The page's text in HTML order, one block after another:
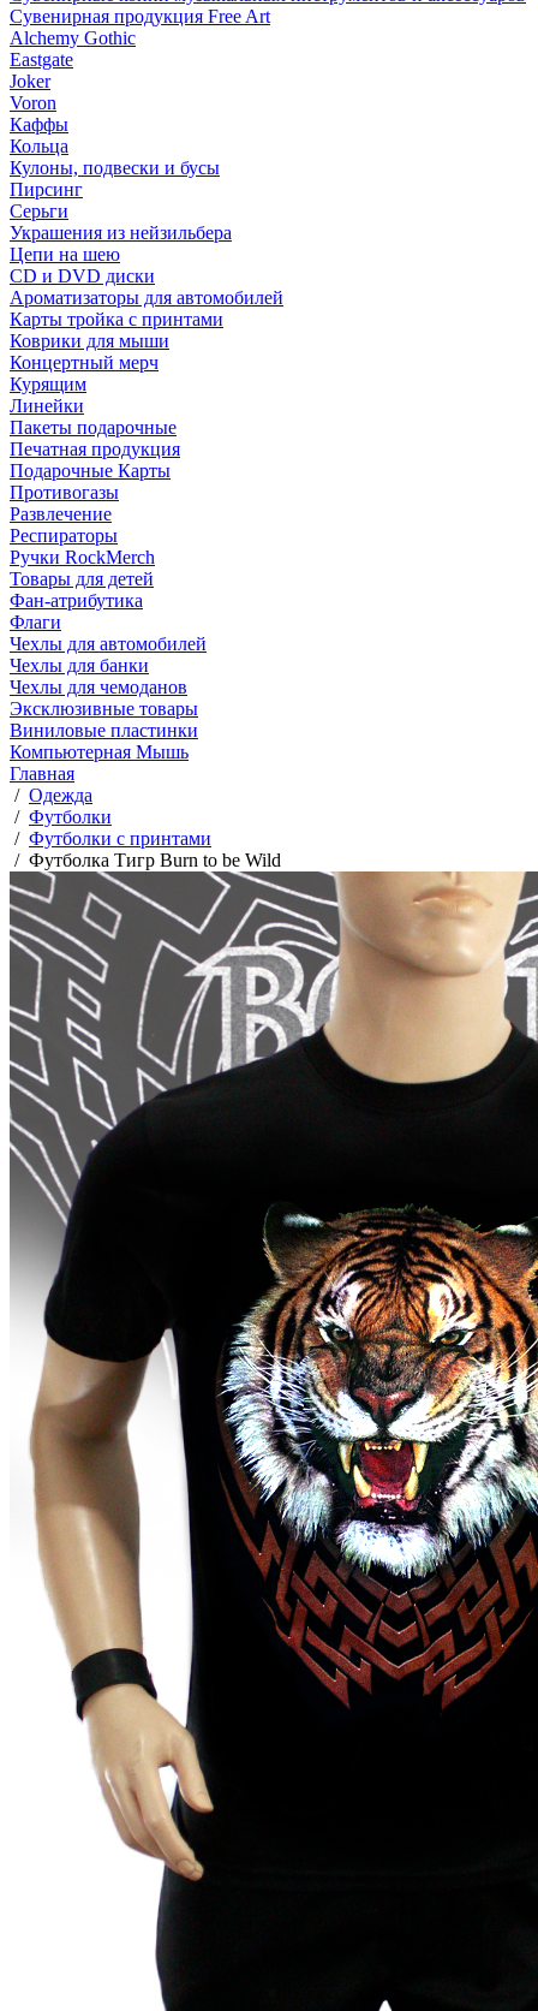
Сувенирная продукция Free Art
Alchemy Gothic
Eastgate
Joker
Voron
Каффы
Кольца
Кулоны, подвески и бусы
Пирсинг
Серьги
Украшения из нейзильбера
Цепи на шею
CD и DVD диски
Ароматизаторы для автомобилей
Карты тройка с принтами
Коврики для мыши
Концертный мерч
Курящим
Линейки
Пакеты подарочные
Печатная продукция
Подарочные Карты
Противогазы
Развлечение
Респираторы
Ручки RockMerch
Товары для детей
Фан-атрибутика
Флаги
Чехлы для автомобилей
Чехлы для банки
Чехлы для чемоданов
Эксклюзивные товары
Виниловые пластинки
Компьютерная Мышь
Главная
/ Одежда
/ Футболки
/ Футболки с принтами
/ Футболка Тигр Burn to be Wild